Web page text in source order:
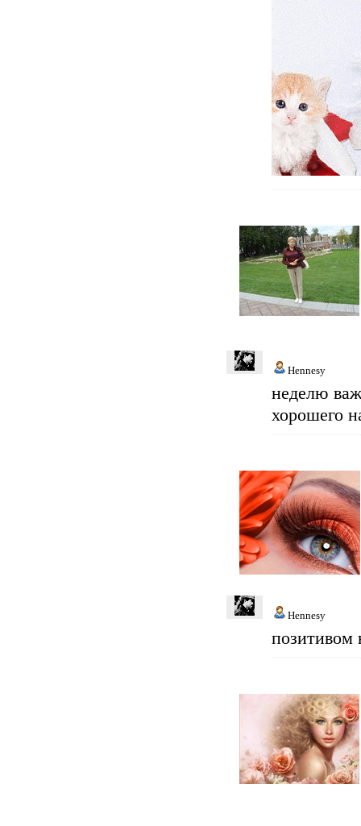
Hennesy
неделю
хорошего
Hennesy
позитивом